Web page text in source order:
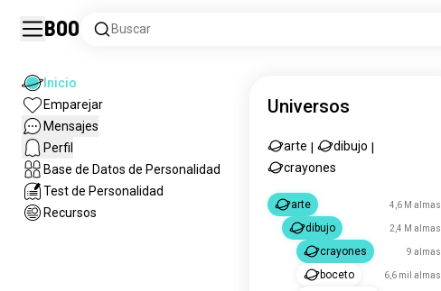
Boo Buscar
Inicio
Emparejar
Mensajes
Perfil
Base de Datos de Personalidad
Test de Personalidad
Recursos
Universos
arte dibujo
crayones
arte 4,6 M almas
dibujo 2,4 M almas
crayones 9 almas
boceto 6,6 mil almas